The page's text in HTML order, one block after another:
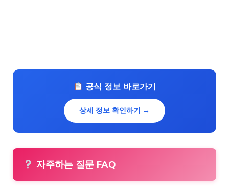
공식 정보 바로가기
상세 정보 확인하기 →
자주하는 질문 FAQ